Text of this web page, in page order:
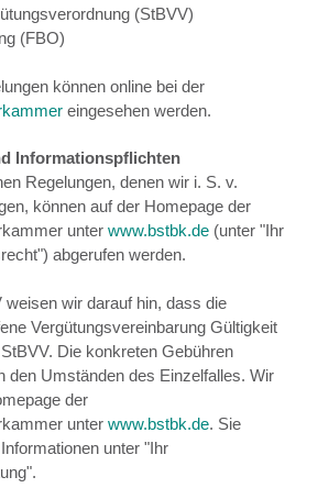
(StBVV)
(FBO)
können online bei der
eingesehen werden.
Informationspflichten
Regelungen, denen wir i. S. v.
können auf der Homepage der
unter www.bstbk.de (unter "Ihr
abgerufen werden.
weisen wir darauf hin, dass die
Vergütungsvereinbarung Gültigkeit
Die konkreten Gebühren
den Umständen des Einzelfalles. Wir
der
unter www.bstbk.de. Sie
unter "Ihr